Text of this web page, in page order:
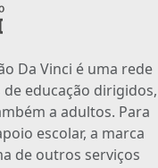
Da Vinci é uma rede
educação dirigidos,
a adultos. Para
escolar, a marca
de outros serviços